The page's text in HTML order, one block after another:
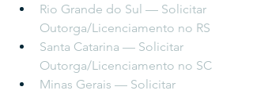
Rio Grande do Sul — Solicitar
Outorga/Licenciamento no RS
Santa Catarina — Solicitar
Outorga/Licenciamento no SC
Minas Gerais — Solicitar